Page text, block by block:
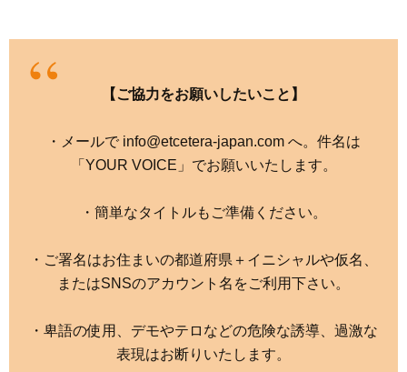
【ご協力をお願いしたいこと】
・メールで info@etcetera-japan.com へ。件名は
「YOUR VOICE」でお願いいたします。
・簡単なタイトルもご準備ください。
・ご署名はお住まいの都道府県＋イニシャルや仮名、
またはSNSのアカウント名をご利用下さい。
・卑語の使用、デモやテロなどの危険な誘導、過激な
表現はお断りいたします。